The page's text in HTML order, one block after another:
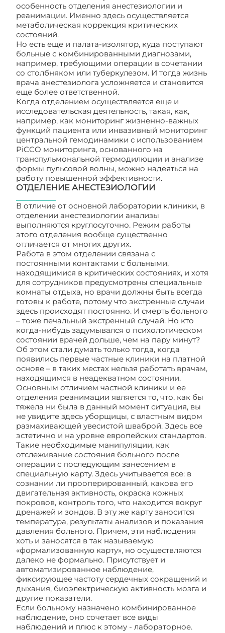
особенность отделения анестезиологии и
реанимации. Именно здесь осуществляется
метаболическая коррекция критических
состояний.
Но есть еще и палата-изолятор, куда поступают
больные с комбинированными диагнозами,
например, требующими операции в сочетании
со столбняком или туберкулезом. И тогда жизнь
врача анестезиолога усложняется и становится
еще более ответственной.
Когда отделением осуществляется еще и
исследовательская деятельность, такая, как,
например, как мониторинг жизненно-важных
функций пациента или инвазивный мониторинг
центральной гемодинамики с использованием
PiCCO мониторинга, основанного на
транспульмональной термодилюции и анализе
формы пульсовой волны, можно надеяться на
работу повышенной эффективности.
ОТДЕЛЕНИЕ АНЕСТЕЗИОЛОГИИ
В отличие от основной лаборатории клиники, в
отделении анестезиологии анализы
выполняются круглосуточно. Режим работы
этого отделения вообще существенно
отличается от многих других.
Работа в этом отделении связана с
постоянными контактами с больными,
находящимися в критических состояниях, и хотя
для сотрудников предусмотрены специальные
комнаты отдыха, но врачи должны быть всегда
готовы к работе, потому что экстренные случаи
здесь происходят постоянно. И смерть больного
– тоже печальный экстренный случай. Но кто
когда-нибудь задумывался о психологическом
состоянии врачей дольше, чем на пару минут?
Об этом стали думать только тогда, когда
появились первые частные клиники на платной
основе – в таких местах нельзя работать врачам,
находящимся в неадекватном состоянии.
Основным отличием частной клиники и ее
отделения реанимации является то, что, как бы
тяжела ни была в данный момент ситуация, вы
не увидите здесь уборщицы, с властным видом
размахивающей увесистой шваброй. Здесь все
эстетично и на уровне европейских стандартов.
Такие необходимые манипуляции, как
отслеживание состояния больного после
операции с последующим занесением в
специальную карту. Здесь учитывается все: в
сознании ли прооперированный, какова его
двигательная активность, окраска кожных
покровов, контроль того, что находится вокруг
дренажей и зондов. В эту же карту заносится
температура, результаты анализов и показания
давления больного. Причем, эти наблюдения
хоть и заносятся в так называемую
«формализованную карту», но осуществляются
далеко не формально. Присутствует и
автоматизированное наблюдение,
фиксирующее частоту сердечных сокращений и
дыхания, биоэлектрическую активность мозга и
другие показатели.
Если больному назначено комбинированное
наблюдение, оно сочетает все виды
наблюдений и плюс к этому - лабораторное.